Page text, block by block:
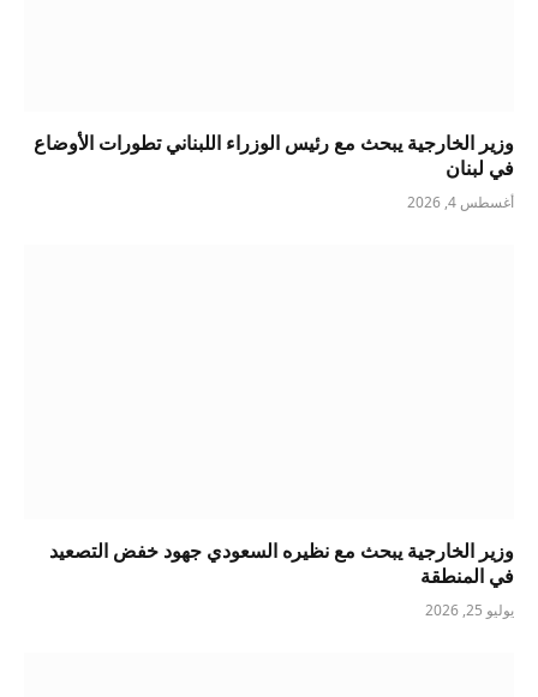
وزير الخارجية يبحث مع رئيس الوزراء اللبناني تطورات الأوضاع
في لبنان
أغسطس 4, 2026
وزير الخارجية يبحث مع نظيره السعودي جهود خفض التصعيد
في المنطقة
يوليو 25, 2026